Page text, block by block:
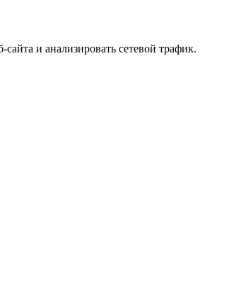
и анализировать сетевой трафик.